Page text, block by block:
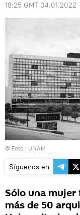
18:25 GMT 04.01.2022
© Foto : UNAM
Síguenos en
Sólo una
más de 50